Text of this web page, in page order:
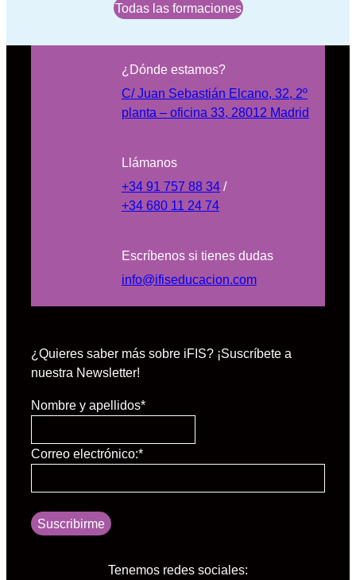
Todas las formaciones
¿Dónde estamos?
C/ Juan Sebastián Elcano, 32, 2º
planta – oficina 33, 28012 Madrid
Llámanos
+34 91 757 88 34/
+34 680 11 24 74
Escríbenos si tienes dudas
info@ifiseducacion.com
¿Quieres saber más sobre iFIS? ¡Suscríbete a
nuestra Newsletter!
Nombre y apellidos*
Correo electrónico:*
Suscribirme
Tenemos redes sociales: